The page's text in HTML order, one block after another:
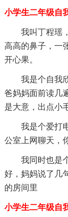
小学生二年级自
我叫丁程瑶
高高的鼻子，一
开心果。
我是个自我
爸妈妈面前读几
是大意，出点小
我是个爱打
公室上网聊天，
我同时也是
好，妈妈说了几
的房间里
小学生二年级自